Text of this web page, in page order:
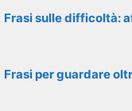
Frasi sulle difficoltà:
Frasi per guardare